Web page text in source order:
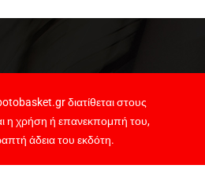
διατίθεται στους
η χρήση ή επανεκπομπή του,
άδεια του εκδότη.